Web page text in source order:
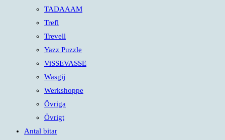
TADAAAM
Trefl
Trevell
Yazz Puzzle
ViSSEVASSE
Wasgij
Werkshoppe
Övriga
Övrigt
Antal bitar